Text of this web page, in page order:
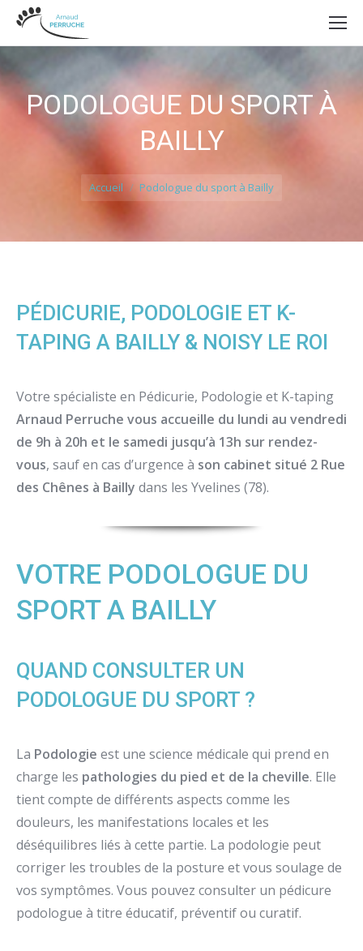
PODOLOGUE DU SPORT À
BAILLY
Vous êtes ici :
Accueil Podologue du sport à Bailly
PÉDICURIE, PODOLOGIE ET K-
TAPING A BAILLY & NOISY LE ROI
Votre spécialiste en Pédicurie, Podologie et K-taping
Arnaud Perruche vous accueille du lundi au vendredi
de 9h à 20h et le samedi jusqu’à 13h sur rendez-
vous, sauf en cas d’urgence à son cabinet situé 2 Rue
des Chênes à Bailly dans les Yvelines (78).
VOTRE PODOLOGUE DU
SPORT A BAILLY
QUAND CONSULTER UN
PODOLOGUE DU SPORT ?
La Podologie est une science médicale qui prend en
charge les pathologies du pied et de la cheville. Elle
tient compte de différents aspects comme les
douleurs, les manifestations locales et les
déséquilibres liés à cette partie. La podologie peut
corriger les troubles de la posture et vous soulage de
vos symptômes. Vous pouvez consulter un pédicure
podologue à titre éducatif, préventif ou curatif.